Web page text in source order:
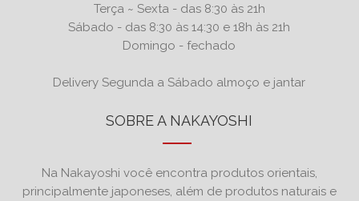
Terça ~ Sexta - das 8:30 às 21h
Sábado - das 8:30 às 14:30 e 18h às 21h
Domingo - fechado
Delivery Segunda a Sábado almoço e jantar
SOBRE A NAKAYOSHI
Na Nakayoshi você encontra produtos orientais,
principalmente japoneses, além de produtos naturais e